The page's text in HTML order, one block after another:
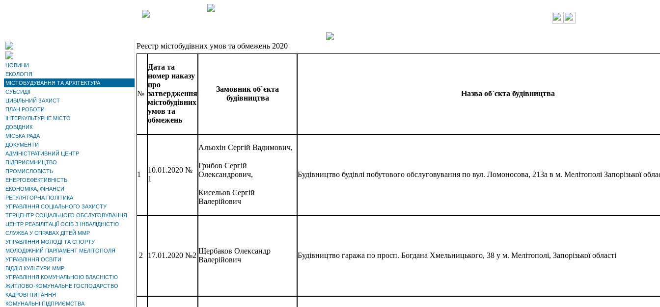
НОВИНИ
ЕКОЛОГІЯ
МІСТОБУДУВАННЯ ТА АРХІТЕКТУРА
СУБСИДІЇ
ЦИВІЛЬНИЙ ЗАХИСТ
ПЛАН РОБОТИ
ІНТЕРКУЛЬТУРНЕ МІСТО
ДОВІДНИК
МІСЬКА РАДА
ДОКУМЕНТИ
АДМІНІСТРАТИВНИЙ ЦЕНТР
ПІДПРИЄМНИЦТВО
ПРОМИСЛОВІСТЬ
ЕНЕРГОЕФЕКТИВНІСТЬ
ЕКОНОМІКА, ФІНАНСИ
РЕГУЛЯТОРНА ПОЛІТИКА
УПРАВЛІННЯ СОЦІАЛЬНОГО ЗАХИСТУ
ТЕРЦЕНТР СОЦІАЛЬНОГО ОБСЛУГОВУВАННЯ
ЦЕНТР РЕАБІЛІТАЦІЇ ОСІБ З ІНВАЛІДНІСТЮ
СЛУЖБА У СПРАВАХ ДІТЕЙ ММР
УПРАВЛІННЯ МОЛОДІ ТА СПОРТУ
МОЛОДІЖНИЙ ПАРЛАМЕНТ МЕЛІТОПОЛЯ
УПРАВЛІННЯ ОСВІТИ
ВІДДІЛ КУЛЬТУРИ ММР
УПРАВЛІННЯ КОМУНАЛЬНОЮ ВЛАСНІСТЮ
ЖИТЛОВО-КОМУНАЛЬНЕ ГОСПОДАРСТВО
КАДРОВІ ПИТАННЯ
КОМУНАЛЬНІ ПІДПРИЄМСТВА
Реєстр містобудівних умов та обмежень 2020
№
Дата та
номер наказу
про
затвердження
містобудівних
умов та
обмежень
Замовник об`єкта
будівництва
Назва об`єкта будівництва
1
10.01.2020 №
1
Альохін Сергій Вадимович,
Грибов Сергій
Олександрович,
Кисельов Сергій
Валерійович
Будівництво будівлі побутового обслуговування по вул. Ломоносова, 213а в м. Мелітополі Запорізької
2 17.01.2020 №2
Щербаков Олександр
Валерійович
Будівництво гаража по просп. Богдана Хмельницького, 38 у м. Мелітополі, Запорізької області